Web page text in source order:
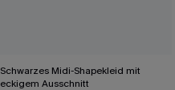
Schwarzes Midi-Shapekleid mit
eckigem Ausschnitt